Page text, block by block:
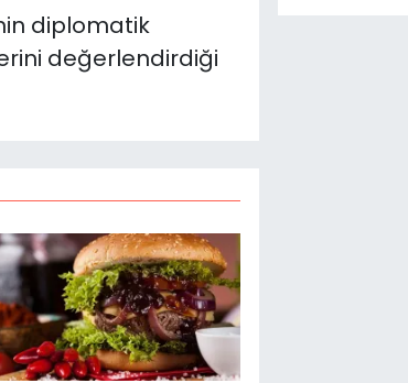
diplomatik
değerlendirdiği